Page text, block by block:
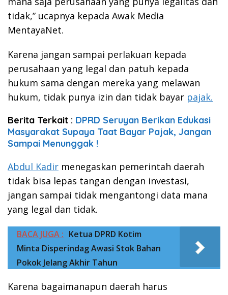
tidak,” ucapnya kepada Awak Media
MentayaNet.
Karena jangan sampai perlakuan kepada
perusahaan yang legal dan patuh kepada
hukum sama dengan mereka yang melawan
hukum, tidak punya izin dan tidak bayar pajak.
Berita Terkait : DPRD Seruyan Berikan Edukasi
Masyarakat Supaya Taat Bayar Pajak, Jangan
Sampai Menunggak !
Abdul Kadir menegaskan pemerintah daerah
tidak bisa lepas tangan dengan investasi,
jangan sampai tidak mengantongi data mana
yang legal dan tidak.
BACA JUGA : Ketua DPRD Kotim
Minta Disperindag Awasi Stok Bahan
Pokok Jelang Akhir Tahun
Karena bagaimanapun daerah harus